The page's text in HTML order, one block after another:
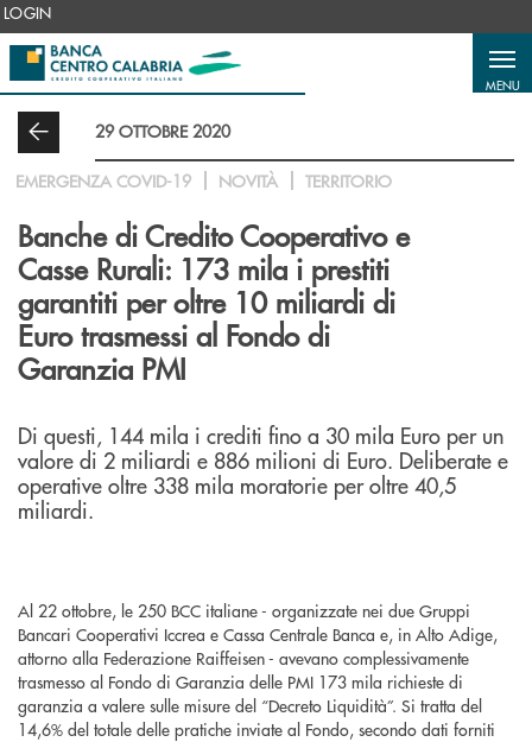
Salta al contenuto principale
LOGIN
MENU
29 OTTOBRE 2020
EMERGENZA COVID-19 NOVITÀ TERRITORIO
Banche di Credito Cooperativo e
Casse Rurali: 173 mila i prestiti
garantiti per oltre 10 miliardi di
Euro trasmessi al Fondo di
Garanzia PMI
Di questi, 144 mila i crediti fino a 30 mila Euro per un
valore di 2 miliardi e 886 milioni di Euro. Deliberate e
operative oltre 338 mila moratorie per oltre 40,5
miliardi.
Al 22 ottobre, le 250 BCC italiane - organizzate nei due Gruppi
Bancari Cooperativi Iccrea e Cassa Centrale Banca e, in Alto Adige,
attorno alla Federazione Raiffeisen - avevano complessivamente
trasmesso al Fondo di Garanzia delle PMI 173 mila richieste di
garanzia a valere sulle misure del “Decreto Liquidità”. Si tratta del
14,6% del totale delle pratiche inviate al Fondo, secondo dati forniti